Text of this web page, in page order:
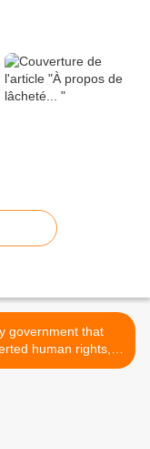
government that
human rights,
governs... >